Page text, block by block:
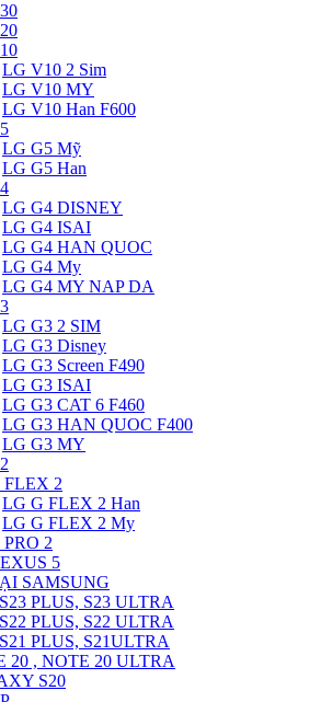
LG V10 2 Sim
LG V10 MY
LG V10 Han F600
LG G5 Mỹ
LG G5 Han
LG G4 DISNEY
LG G4 ISAI
LG G4 HAN QUOC
LG G4 My
LG G4 MY NAP DA
LG G3 2 SIM
LG G3 Disney
LG G3 Screen F490
LG G3 ISAI
LG G3 CAT 6 F460
LG G3 HAN QUOC F400
LG G3 MY
FLEX 2
LG G FLEX 2 Han
LG G FLEX 2 My
2
5
SAMSUNG
PLUS, S23 ULTRA
PLUS, S22 ULTRA
PLUS, S21ULTRA
20 , NOTE 20 ULTRA
S20